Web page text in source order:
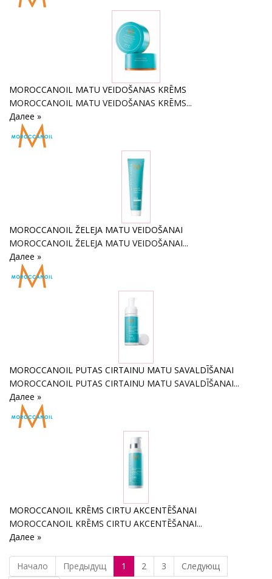
MOROCCANOIL MATU VEIDOŠANAS KRĒMS
MOROCCANOIL MATU VEIDOŠANAS KRĒMS...
Далее »
MOROCCANOIL ŽELEJA MATU VEIDOŠANAI
MOROCCANOIL ŽELEJA MATU VEIDOŠANAI...
Далее »
MOROCCANOIL PUTAS CIRTAINU MATU SAVALDĪŠANAI
MOROCCANOIL PUTAS CIRTAINU MATU SAVALDĪŠANAI...
Далее »
MOROCCANOIL KRĒMS CIRTU AKCENTĒŠANAI
MOROCCANOIL KRĒMS CIRTU AKCENTĒŠANAI...
Далее »
Начало Предыдущ 1 2 3
Следующ